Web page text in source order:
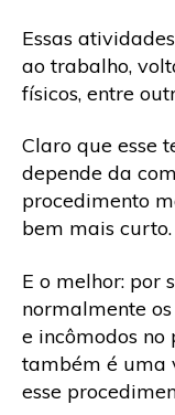
Essas
ao trabalho,
físicos, entre
Claro que esse
depende da
procedimento
bem mais curto.
E o melhor: por
normalmente
e incômodos no
também é uma
esse